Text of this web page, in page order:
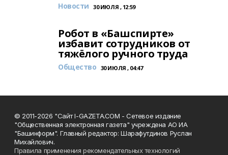
Новости 30 ИЮЛЯ , 12:59
Робот в «Башспирте»
избавит сотрудников от
тяжёлого ручного труда
Общество 30 ИЮЛЯ , 04:47
© 2011-2026 "Сайт I-GAZETA.COM - Сетевое издание
"Общественная электронная газета" учреждена АО ИА
"Башинформ". Главный редактор: Шарафутдинов Руслан
Михайлович.
Правила применения рекомендательных технологий